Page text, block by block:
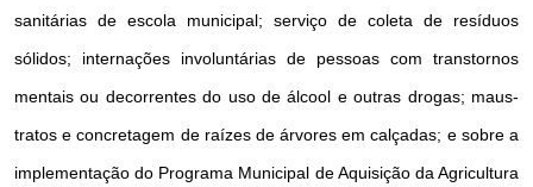
sanitárias de escola municipal; serviço de coleta de resíduos
sólidos; internações involuntárias de pessoas com transtornos
mentais ou decorrentes do uso de álcool e outras drogas; maus-
tratos e concretagem de raízes de árvores em calçadas; e sobre a
implementação do Programa Municipal de Aquisição da Agricultura